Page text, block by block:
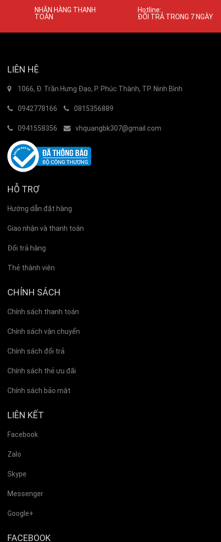
NHẬN HÀNG THANH
TOÁN
Hotline:
ĐỔI TRẢ TRONG 7 NGÀY
LIÊN HỆ
1066, Đ. Trần Hưng Đạo, P. Phúc Thành, TP. Ninh Bình
0942778166 0815356889
0941558356 vhquangbk307@gmail.com
HỖ TRỢ
Hướng dẫn đặt hàng
Giao nhận và thanh toán
Đổi trả hàng
Thẻ thành viên
CHÍNH SÁCH
Chính sách thanh toán
Chính sách vận chuyển
Chính sách đổi trả
Chính sách thẻ ưu đãi
Chính sách bảo mật
LIÊN KẾT
Facebook
Zalo
Skype
Messenger
Google+
FACEBOOK